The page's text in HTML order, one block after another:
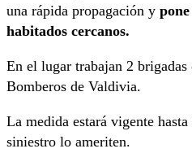
una rápida propagación y
habitados cercanos.
En el lugar trabajan 2
Bomberos de Valdivia.
La medida estará vigente
siniestro lo ameriten.